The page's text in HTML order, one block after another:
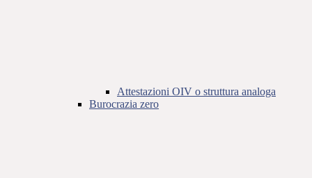
Attestazioni OIV o struttura analoga
Burocrazia zero